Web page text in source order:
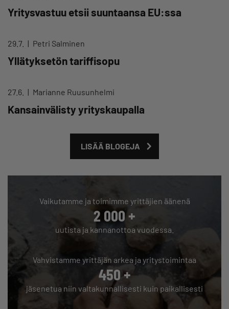
Yritysvastuu etsii suuntaansa EU:ssa
29.7. Petri Salminen
Yllätyksetön tariffisopu
27.6. Marianne Ruusunhelmi
Kansainvälisty yrityskaupalla
LISÄÄ BLOGEJA
Vaikutamme ja toimimme yrittäjien äänenä
2 000+
uutista ja kannanottoa vuodessa.
Vahvistamme yrittäjän arkea ja yritystoimintaa
450+
jäsenetua niin valtakunnallisesti kuin paikallisesti